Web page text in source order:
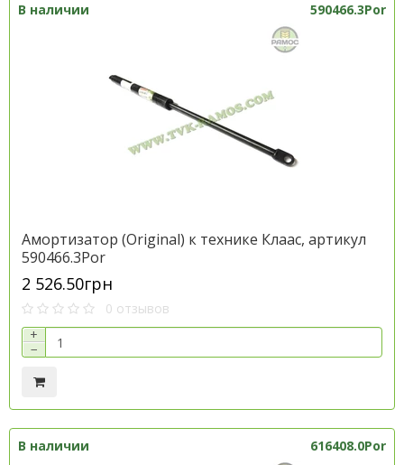
В наличии 590466.3Por
Амортизатор (Original) к технике Клаас, артикул
590466.3Por
2 526.50грн
0 отзывов
+
−
В наличии 616408.0Por